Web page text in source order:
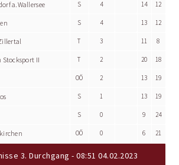
a.Wallersee S 4 14 12
S 4 13 12
T 3 11 8
Stocksport II T 2 20 18
OÖ 2 13 19
S 1 13 19
S 0 9 24
OÖ 0 6 21
3. Durchgang - 08:51 04.02.2023